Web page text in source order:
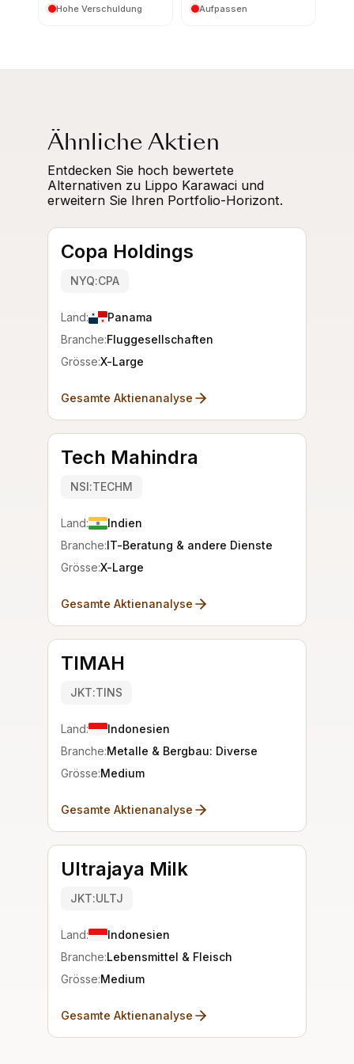
Hohe Verschuldung
Aufpassen
Ähnliche Aktien
Entdecken Sie hoch bewertete
Alternativen zu Lippo Karawaci und
erweitern Sie Ihren Portfolio-Horizont.
Copa Holdings
NYQ:CPA
Land:
Panama
Branche:Fluggesellschaften
Grösse:X-Large
Gesamte Aktienanalyse
Tech Mahindra
NSI:TECHM
Land:
Indien
Branche:IT-Beratung & andere Dienste
Grösse:X-Large
Gesamte Aktienanalyse
TIMAH
JKT:TINS
Land:
Indonesien
Branche:Metalle & Bergbau: Diverse
Grösse:Medium
Gesamte Aktienanalyse
Ultrajaya Milk
JKT:ULTJ
Land:
Indonesien
Branche:Lebensmittel & Fleisch
Grösse:Medium
Gesamte Aktienanalyse